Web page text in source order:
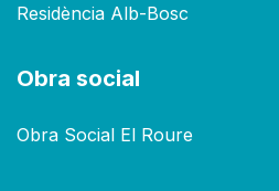
Residència Alb-Bosc
Obra social
Obra Social El Roure